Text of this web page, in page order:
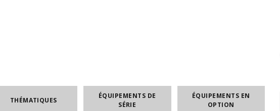
THÉMATIQUES
ÉQUIPEMENTS DE
SÉRIE
ÉQUIPEMENTS EN
OPTION